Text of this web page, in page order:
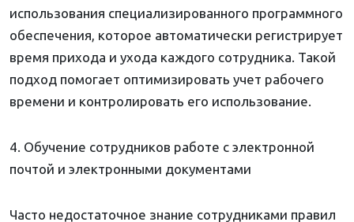
использования специализированного программного
обеспечения, которое автоматически регистрирует
время прихода и ухода каждого сотрудника. Такой
подход помогает оптимизировать учет рабочего
времени и контролировать его использование.
4. Обучение сотрудников работе с электронной
почтой и электронными документами
Часто недостаточное знание сотрудниками правил